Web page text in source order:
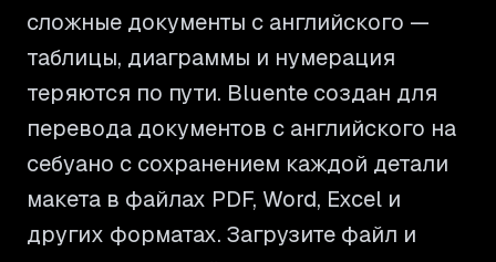
сложные документы с английского —
таблицы, диаграммы и нумерация
теряются по пути. Bluente создан для
перевода документов с английского на
себуано с сохранением каждой детали
макета в файлах PDF, Word, Excel и
других форматах. Загрузите файл и